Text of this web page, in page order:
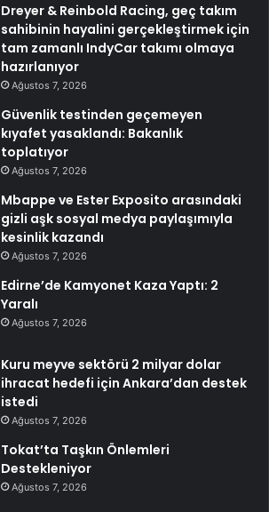
Dreyer & Reinbold Racing, geç takım
sahibinin hayalini gerçekleştirmek için
tam zamanlı IndyCar takımı olmaya
hazırlanıyor
Ağustos 7, 2026
Güvenlik testinden geçemeyen
kıyafet yasaklandı: Bakanlık
toplatıyor
Ağustos 7, 2026
Mbappe ve Ester Exposito arasındaki
gizli aşk sosyal medya paylaşımıyla
kesinlik kazandı
Ağustos 7, 2026
Edirne’de Kamyonet Kaza Yaptı: 2
Yaralı
Ağustos 7, 2026
Kuru meyve sektörü 2 milyar dolar
ihracat hedefi için Ankara’dan destek
istedi
Ağustos 7, 2026
Tokat’ta Taşkın Önlemleri
Destekleniyor
Ağustos 7, 2026